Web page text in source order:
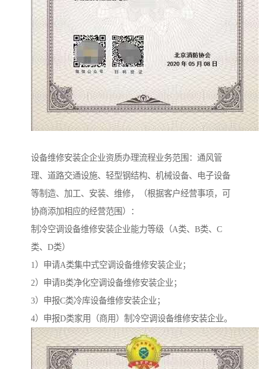
设备维修安装企企业资质办理流程业务范围：通风管
理、道路交通设施、轻型钢结构、机械设备、电子设备
等制造、加工、安装、维修，（根据客户经营事项，可
协商添加相应的经营范围）：
制冷空调设备维修安装企业能力等级（A类、B类、C
类、D类）
1）申请A类集中式空调设备维修安装企业；
2）申请B类净化空调设备维修安装企业；
3）申报C类冷库设备维修安装企业；
4）申报D类家用（商用）制冷空调设备维修安装企业。